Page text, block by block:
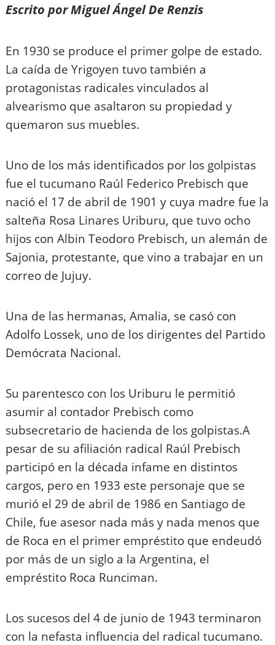
Escrito por Miguel Ángel De Renzis
En 1930 se produce el primer golpe de estado.
La caída de Yrigoyen tuvo también a
protagonistas radicales vinculados al
alvearismo que asaltaron su propiedad y
quemaron sus muebles.
Uno de los más identificados por los golpistas
fue el tucumano Raúl Federico Prebisch que
nació el 17 de abril de 1901 y cuya madre fue la
salteña Rosa Linares Uriburu, que tuvo ocho
hijos con Albin Teodoro Prebisch, un alemán de
Sajonia, protestante, que vino a trabajar en un
correo de Jujuy.
Una de las hermanas, Amalia, se casó con
Adolfo Lossek, uno de los dirigentes del Partido
Demócrata Nacional.
Su parentesco con los Uriburu le permitió
asumir al contador Prebisch como
subsecretario de hacienda de los golpistas.A
pesar de su afiliación radical Raúl Prebisch
participó en la década infame en distintos
cargos, pero en 1933 este personaje que se
murió el 29 de abril de 1986 en Santiago de
Chile, fue asesor nada más y nada menos que
de Roca en el primer empréstito que endeudó
por más de un siglo a la Argentina, el
empréstito Roca Runciman.
Los sucesos del 4 de junio de 1943 terminaron
con la nefasta influencia del radical tucumano.